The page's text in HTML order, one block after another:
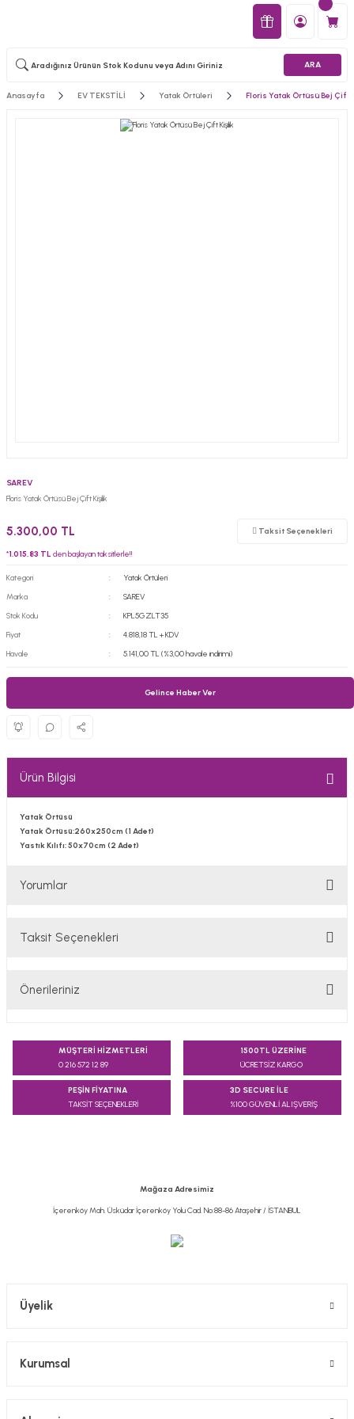
ARA
Anasayfa EV TEKSTİLİ Yatak Örtüleri Floris Yatak Örtüsü Bej Çift
SAREV
Floris Yatak Örtüsü Bej Çift Kişilik
5.300,00 TL Taksit Seçenekleri
*1.015,83 TL den başlayan taksitlerle!!
Kategori
Yatak Örtüleri
Marka
SAREV
Stok Kodu
KPL5GZLT35
Fiyat
4.818,18 TL + KDV
Havale
5.141,00 TL (%3,00 havale indirimi)
Gelince Haber Ver
Ürün Bilgisi
Yatak Örtüsü
Yatak Örtüsü:260x250cm (1 Adet)
Yastık Kılıfı: 50x70cm (2 Adet)
Yorumlar
Taksit Seçenekleri
Önerileriniz
konularda yetersiz gördüğünüz noktaları öneri formunu
kullanarak tarafımıza iletebilirsiniz.
Ürün resmi kalitesiz, bozuk veya görüntülenemiyor.
MÜŞTERİ HİZMETLERİ
0 216 572 12 89
1500TL ÜZERİNE
ÜCRETSİZ KARGO
PEŞİN FİYATINA
TAKSİT SEÇENEKLERİ
3D SECURE İLE
%100 GÜVENLİ ALIŞVERİŞ
Mağaza Adresimiz
İçerenköy Mah. Üsküdar İçerenköy Yolu Cad. No:88-86 Ataşehir / İSTANBUL
Üyelik
Kurumsal